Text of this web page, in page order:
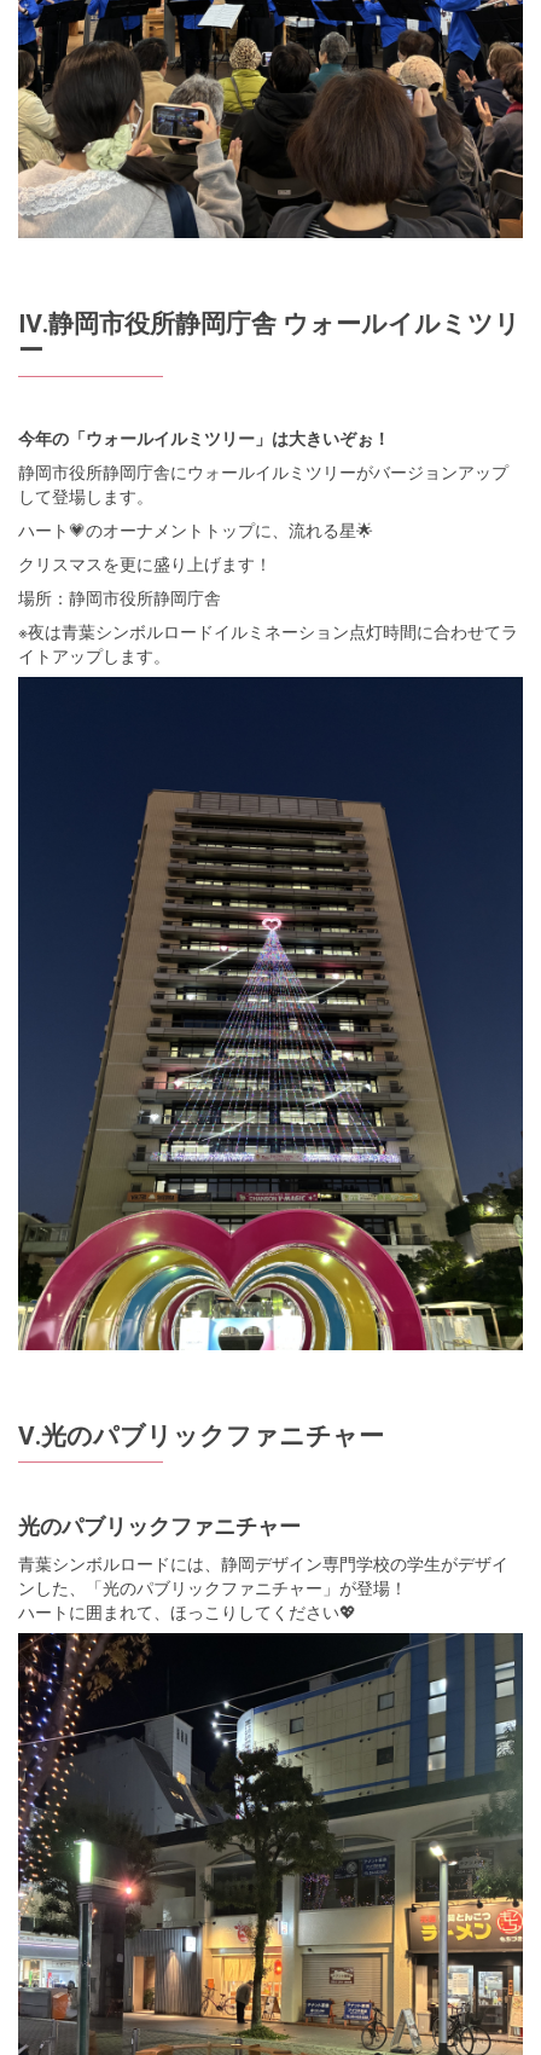
Ⅳ.静岡市役所静岡庁舎 ウォールイルミツリ
ー
今年の「ウォールイルミツリー」は大きいぞぉ！
静岡市役所静岡庁舎にウォールイルミツリーがバージョンアップ
して登場します。
ハート💗のオーナメントトップに、流れる星🌟
クリスマスを更に盛り上げます！
場所：静岡市役所静岡庁舎
※夜は青葉シンボルロードイルミネーション点灯時間に合わせてラ
イトアップします。
Ⅴ.光のパブリックファニチャー
光のパブリックファニチャー
青葉シンボルロードには、静岡デザイン専門学校の学生がデザイ
ンした、「光のパブリックファニチャー」が登場！
ハートに囲まれて、ほっこりしてください💖